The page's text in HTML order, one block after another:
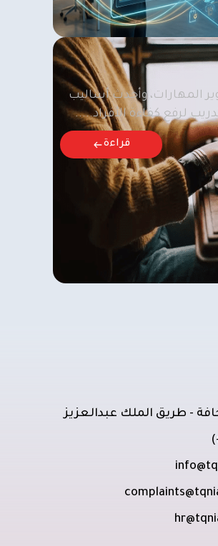
المهارات، وأحدث أساليب
لرفع كفاءة الأفراد.....
قراءة
- طريق الملك عبدالعزيز